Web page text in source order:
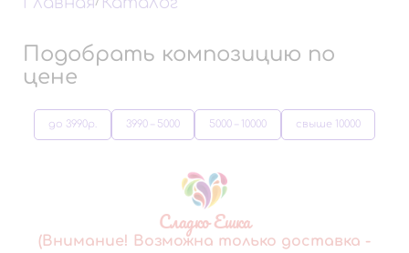
Подобрать композицию по
цене
до 3990р. 3990 – 5000 5000 – 10000 свыше 10000
Сладко Ешка
(Внимание! Возможна только доставка -